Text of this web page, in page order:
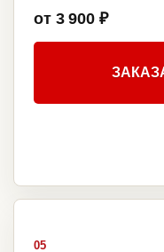
от 3 900 ₽
05